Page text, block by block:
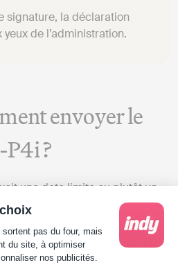
du Consentement :
pas du four, mais
du site, à optimiser
nos publicités.
signature, la déclaration
yeux de l’administration.
envoyer le
?
une date limite ou plutôt un
modification ou cessation
P2-P4i.